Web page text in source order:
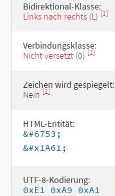
Bidirektional-Klasse:
Links nach rechts(L) [1]
Verbindungsklasse:
Nicht versetzt(0) [1]
Zeichen wird gespiegelt:
Nein [1]
HTML-Entität:
&#6753;
&#x1A61;
UTF-8-Kodierung:
0xE1 0xA9 0xA1